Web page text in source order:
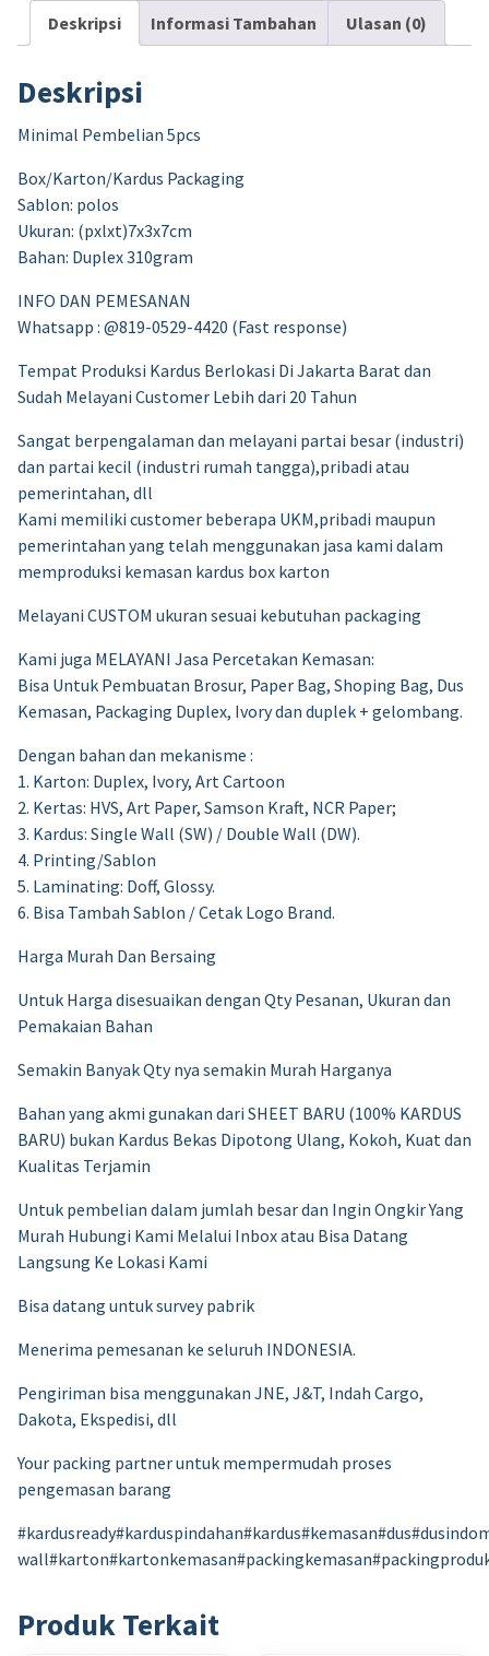
Deskripsi Informasi Tambahan Ulasan (0)
Deskripsi
Minimal Pembelian 5pcs
Box/Karton/Kardus Packaging
Sablon: polos
Ukuran: (pxlxt)7x3x7cm
Bahan: Duplex 310gram
INFO DAN PEMESANAN
Whatsapp : @819-0529-4420 (Fast response)
Tempat Produksi Kardus Berlokasi Di Jakarta Barat dan
Sudah Melayani Customer Lebih dari 20 Tahun
Sangat berpengalaman dan melayani partai besar (industri)
dan partai kecil (industri rumah tangga),pribadi atau
pemerintahan, dll
Kami memiliki customer beberapa UKM,pribadi maupun
pemerintahan yang telah menggunakan jasa kami dalam
memproduksi kemasan kardus box karton
Melayani CUSTOM ukuran sesuai kebutuhan packaging
Kami juga MELAYANI Jasa Percetakan Kemasan:
Bisa Untuk Pembuatan Brosur, Paper Bag, Shoping Bag, Dus
Kemasan, Packaging Duplex, Ivory dan duplek + gelombang.
Dengan bahan dan mekanisme :
1. Karton: Duplex, Ivory, Art Cartoon
2. Kertas: HVS, Art Paper, Samson Kraft, NCR Paper;
3. Kardus: Single Wall (SW) / Double Wall (DW).
4. Printing/Sablon
5. Laminating: Doff, Glossy.
6. Bisa Tambah Sablon / Cetak Logo Brand.
Harga Murah Dan Bersaing
Untuk Harga disesuaikan dengan Qty Pesanan, Ukuran dan
Pemakaian Bahan
Semakin Banyak Qty nya semakin Murah Harganya
Bahan yang akmi gunakan dari SHEET BARU (100% KARDUS
BARU) bukan Kardus Bekas Dipotong Ulang, Kokoh, Kuat dan
Kualitas Terjamin
Untuk pembelian dalam jumlah besar dan Ingin Ongkir Yang
Murah Hubungi Kami Melalui Inbox atau Bisa Datang
Langsung Ke Lokasi Kami
Bisa datang untuk survey pabrik
Menerima pemesanan ke seluruh INDONESIA.
Pengiriman bisa menggunakan JNE, J&T, Indah Cargo,
Dakota, Ekspedisi, dll
Your packing partner untuk mempermudah proses
pengemasan barang
Produk Terkait